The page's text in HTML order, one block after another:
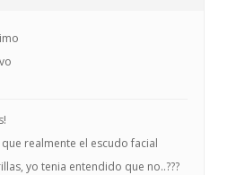
realmente el escudo facial
yo tenia entendido que no..???